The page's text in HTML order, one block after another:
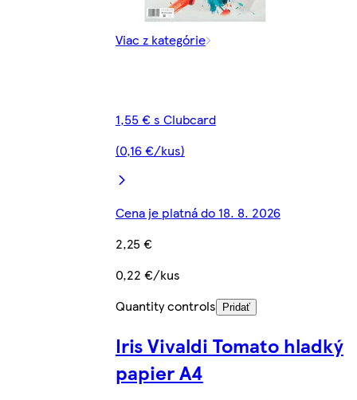
Viac z kategórie
1,55 € s Clubcard
(0,16 €/kus)
Cena je platná do 18. 8. 2026
2,25 €
0,22 €/kus
Quantity controls
Pridať
Iris Vivaldi Tomato hladký
papier A4